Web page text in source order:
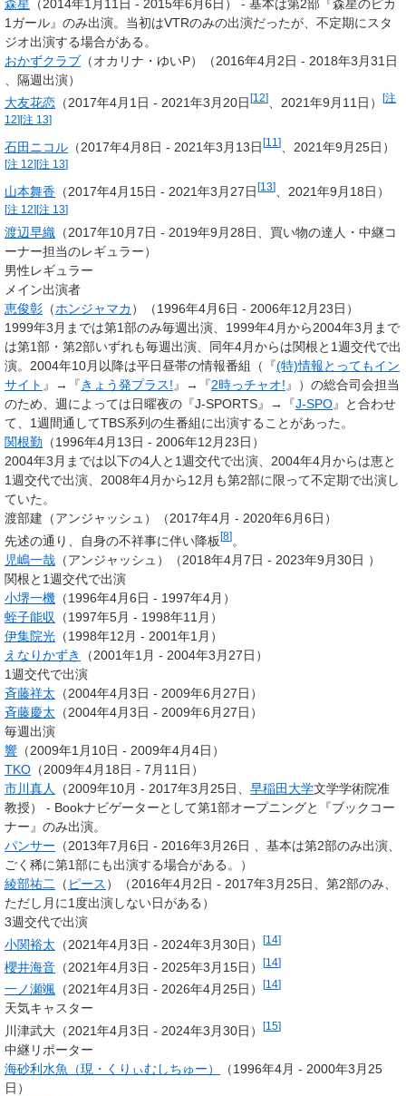
森星 （2014年1月11日 - 2015年6月6日） - 基本は第2部『森星のピカ
1ガール』のみ出演。当初はVTRのみの出演だったが、不定期にスタ
ジオ出演する場合がある。
おかずクラブ （オカリナ・ゆいP）（2016年4月2日 - 2018年3月31日
、隔週出演）
大友花恋 （2017年4月1日 - 2021年3月20日[12] 、2021年9月11日） [注
12][注 13]
石田ニコル （2017年4月8日 - 2021年3月13日[11 ] 、2021年9月25日）
[注 12][注 13]
山本舞香 （2017年4月15日 - 2021年3月27日 [13] 、2021年9月18日）
[注 12][注 13]
渡辺早織 （2017年10月7日 - 2019年9月28日、買い物の達人・中継コ
ーナー担当のレギュラー）
男性レギュラー
メイン出演者
恵俊彰 （ホンジャマカ ）（1996年4月6日 - 2006年12月23日）
1999年3月までは第1部のみ毎週出演、1999年4月から2004年3月まで
は第1部・第2部いずれも毎週出演、同年4月からは関根と1週交代で出
演。2004年10月以降は平日昼帯の情報番組（『(特)情報とってもイン
サイト 』→『きょう発プラス!』→『2時っチャオ!』）の総合司会担当
のため、週によっては日曜夜の『J-SPORTS』→『J-SPO』と合わせ
て、1週間通してTBS系列の生番組に出演することがあった。
関根勤 （1996年4月13日 - 2006年12月23日）
2004年3月までは以下の4人と1週交代で出演、2004年4月からは恵と
1週交代で出演、2008年4月から12月も第2部に限って不定期で出演し
ていた。
渡部建（アンジャッシュ）（2017年4月 - 2020年6月6日）
先述の通り、自身の不祥事に伴い降板 [8] 。
児嶋一哉 （アンジャッシュ）（2018年4月7日 - 2023年9月30日 ）
関根と1週交代で出演
小堺一機 （1996年4月6日 - 1997年4月）
蛭子能収
（1997年5月 - 1998年11月）
伊集院光 （1998年12月 - 2001年1月）
えなりかずき
（2001年1月 - 2004年3月27日）
1週交代で出演
斉藤祥太 （2004年4月3日 - 2009年6月27日）
斉藤慶太 （2004年4月3日 - 2009年6月27日）
毎週出演
響 （2009年1月10日 - 2009年4月4日）
TKO （2009年4月18日 - 7月11日）
市川真人
（2009年10月 - 2017年3月25日、 早稲田大学文学学術院准
教授） - Bookナビゲーターとして第1部オープニングと『ブックコー
ナー』のみ出演。
パンサー （2013年7月6日 - 2016年3月26日 、基本は第2部のみ出演、
ごく稀に第1部にも出演する場合がある。）
綾部祐二
（ ピース ）（2016年4月2日 - 2017年3月25日、第2部のみ、
ただし月に1度出演しない日がある）
3週交代で出演
小関裕太 （2021年4月3日 - 2024年3月30日） [14]
櫻井海音 （2021年4月3日 - 2025年3月15日） [14]
一ノ瀬颯 （2021年4月3日 - 2026年4月25日） [14]
天気キャスター
川津武大（2021年4月3日 - 2024年3月30日）
[15]
中継リポーター
海砂利水魚（現・くりぃむしちゅー）
（1996年4月 - 2000年3月25
日）